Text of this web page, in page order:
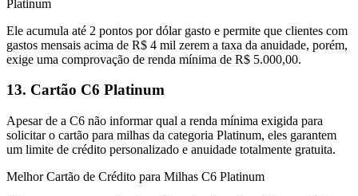
Platinum
Ele acumula até 2 pontos por dólar gasto e permite que clientes com
gastos mensais acima de R$ 4 mil zerem a taxa da anuidade, porém,
exige uma comprovação de renda mínima de R$ 5.000,00.
13. Cartão C6 Platinum
Apesar de a C6 não informar qual a renda mínima exigida para
solicitar o cartão para milhas da categoria Platinum, eles garantem
um limite de crédito personalizado e anuidade totalmente gratuita.
Melhor Cartão de Crédito para Milhas C6 Platinum